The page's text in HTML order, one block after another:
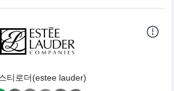
티로더(estee lauder)